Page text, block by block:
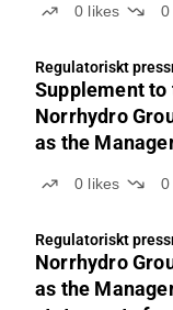
0 likes 0
Regulatoriskt
Supplement to
Norrhydro
as the
0 likes 0
Regulatoriskt
Norrhydro
as the